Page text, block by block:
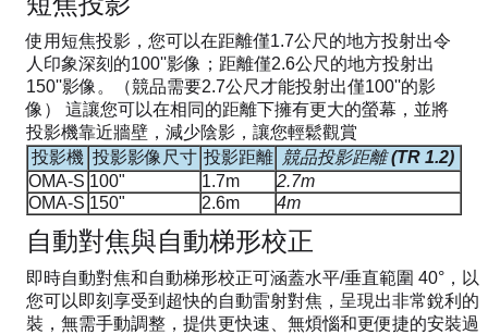
使用短焦投影，您可以在距離僅1.7公尺的地方投射出令
人印象深刻的100''影像；距離僅2.6公尺的地方投射出
150''影像。（競品需要2.7公尺才能投射出僅100''的影
像） 這讓您可以在相同的距離下擁有更大的螢幕，並將
投影機靠近牆壁，減少陰影，讓您輕鬆觀賞
投影機 投影影像尺寸 投影距離
競品投影距離 (TR 1.2)
OMA-S 100" 1.7m
2.7m
OMA-S 150" 2.6m 4m
自動對焦與自動梯形校正
即時自動對焦和自動梯形校正可涵蓋水平/垂直範圍 40°，以
您可以即刻享受到超快的自動雷射對焦，呈現出非常銳利的
裝，無需手動調整，提供更快速、無煩惱和更便捷的安裝過